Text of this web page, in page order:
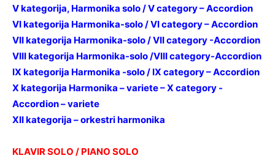
V kategorija, Harmonika solo / V category – Accordion
VI kategorija Harmonika-solo / VI category – Accordion
VII kategorija Harmonika-solo / VII category -Accordion
VIII kategorija Harmonika-solo /VIII category-Accordion
IX kategorija Harmonika -solo / IX category – Accordion
X kategorija Harmonika – variete – X category -
Accordion – variete
XII kategorija – orkestri harmonika
KLAVIR SOLO / PIANO SOLO